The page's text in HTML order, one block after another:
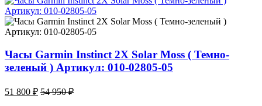
Часы Garmin Instinct 2X Solar Moss ( Темно-
зеленый ) Артикул: 010-02805-05
51 800 ₽ 54 950₽